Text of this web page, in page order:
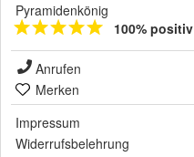
Pyramidenkönig
100% positiv
Anrufen
Merken
Impressum
Widerrufsbelehrung